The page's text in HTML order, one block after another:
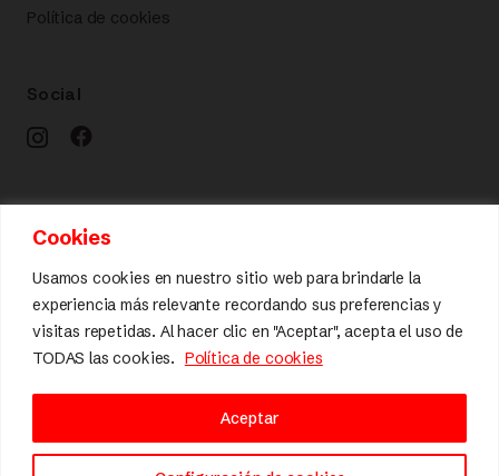
Cookies
Usamos cookies en nuestro sitio web para brindarle la
experiencia más relevante recordando sus preferencias y
visitas repetidas. Al hacer clic en "Aceptar", acepta el uso de
TODAS las cookies. Política de cookies
Aceptar
Política de cookies
Social